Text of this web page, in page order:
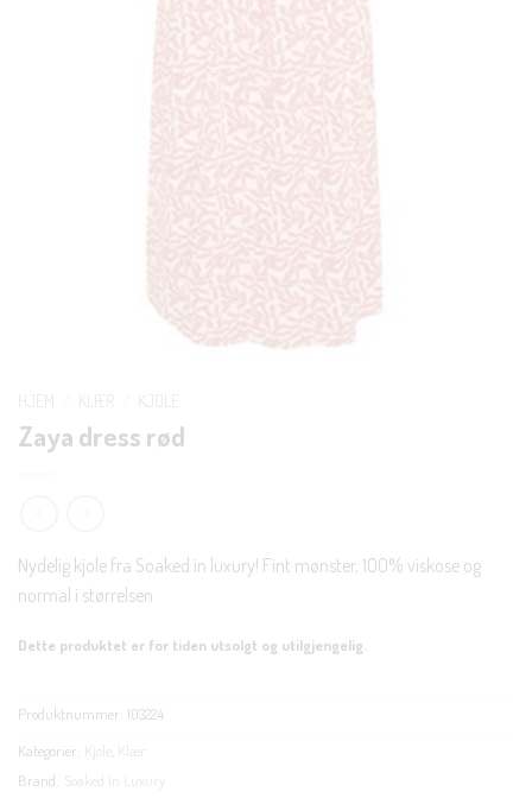
Zaya dress rød
Nydelig kjole fra Soaked in luxury! Fint mønster, 100% viskose og
normal i størrelsen
Dette produktet er for tiden utsolgt og utilgjengelig.
Produktnummer: 103224
Kategorier: Kjole Klær
Brand: Soaked In Luxury